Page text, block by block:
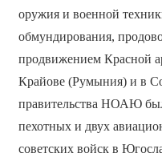
оружия и военной
обмундирования,
продвижением Красной
Крайове (Румыния) и в
правительства НОАЮ
пехотных и двух
советских войск в